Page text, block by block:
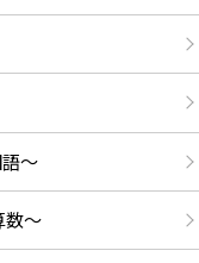
語～
数～